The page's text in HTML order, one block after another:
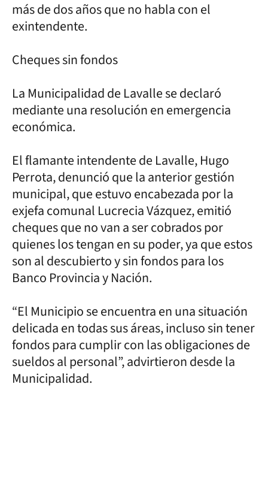
más de dos años que no habla con el
exintendente.
Cheques sin fondos
La Municipalidad de Lavalle se declaró
mediante una resolución en emergencia
económica.
El flamante intendente de Lavalle, Hugo
Perrota, denunció que la anterior gestión
municipal, que estuvo encabezada por la
exjefa comunal Lucrecia Vázquez, emitió
cheques que no van a ser cobrados por
quienes los tengan en su poder, ya que estos
son al descubierto y sin fondos para los
Banco Provincia y Nación.
“El Municipio se encuentra en una situación
delicada en todas sus áreas, incluso sin tener
fondos para cumplir con las obligaciones de
sueldos al personal”, advirtieron desde la
Municipalidad.